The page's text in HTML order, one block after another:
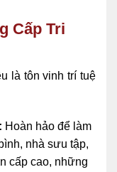
Cấp Tri
là tôn vinh trí tuệ
Hoàn hảo để làm
nhà sưu tập,
cấp cao, những